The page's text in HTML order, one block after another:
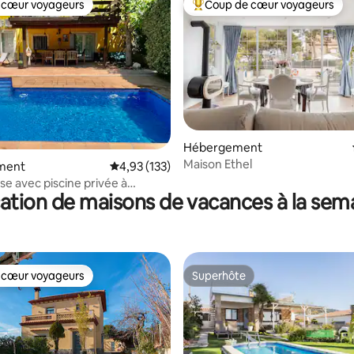
la base de 35 commentaires : 4,71 sur 5
cœur voyageurs
voyageurs
Évaluation moyenne sur la base de 133
4,93 (133)
avec piscine privée à
de Barcelone
Coups de cœur voyageurs les
Coup de cœur voyageurs
Hébergement
Maison Ethel
de maisons de vacances à la
cœur voyageurs
voyageurs Superhôte
Superhôte